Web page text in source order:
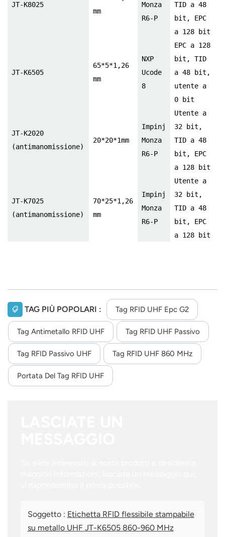
JT-K8025
mm
Monza
R6-P
TID a 48
bit, EPC
a 128 bit
JT-K6505
65*5*1,26
mm
NXP
Ucode
8
EPC a 128
bit, TID
a 48 bit,
utente a
0 bit
JT-K2020
(antimanomissione)
20*20*1mm
Impinj
Monza
R6-P
Utente a
32 bit,
TID a 48
bit, EPC
a 128 bit
JT-K7025
(antimanomissione)
70*25*1,26
mm
Impinj
Monza
R6-P
Utente a
32 bit,
TID a 48
bit, EPC
a 128 bit
TAG PIÙ POPOLARI : Tag RFID UHF Epc G2
Tag Antimetallo RFID UHF Tag RFID UHF Passivo
Tag RFID Passivo UHF Tag RFID UHF 860 MHz
Portata Del Tag RFID UHF
Soggetto : Etichetta RFID flessibile stampabile
su metallo UHF JT-K6505 860-960 MHz